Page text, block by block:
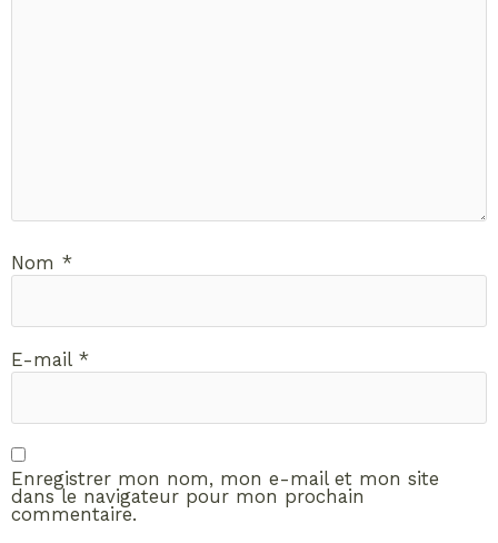
Nom *
E-mail *
Enregistrer mon nom, mon e-mail et mon site
dans le navigateur pour mon prochain
commentaire.